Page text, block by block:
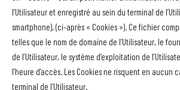
l’Utilisateur et enregistré au sein du terminal de
smartphone), (ci-après « Cookies »). Ce fichier
telles que le nom de domaine de l’Utilisateur, le
de l’Utilisateur, le système d’exploitation de
l’heure d’accès. Les Cookies ne risquent en aucun
terminal de l’Utilisateur.